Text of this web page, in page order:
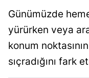
Günümüzde
yürürken veya
konum
sıçradığını fark